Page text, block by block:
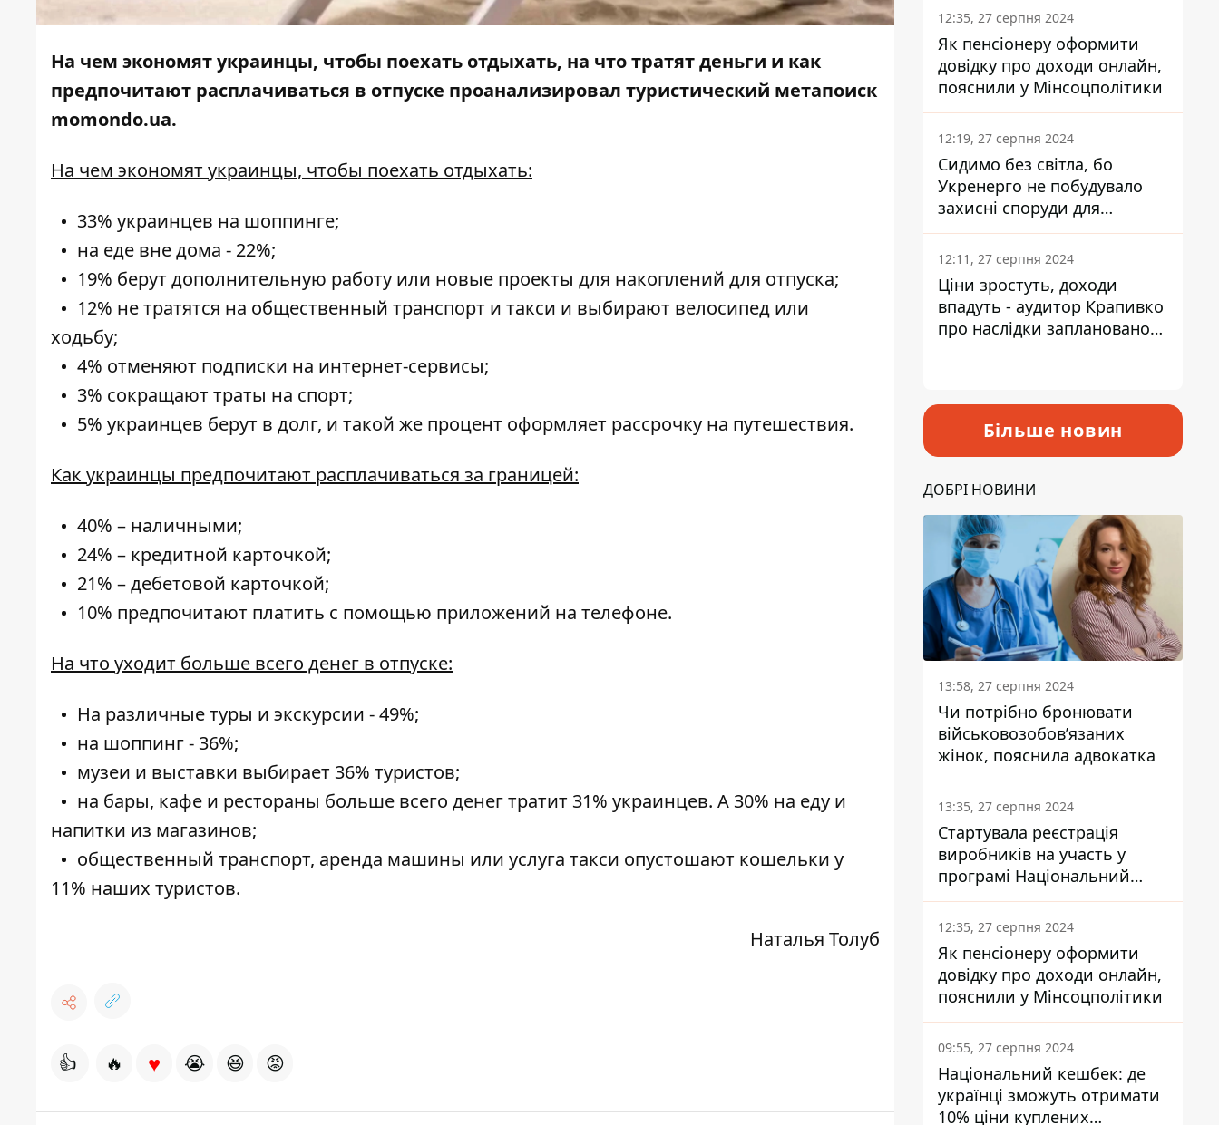
На чем экономят украинцы, чтобы поехать отдыхать, на что тратят деньги и как
предпочитают расплачиваться в отпуске проанализировал туристический метапоиск
momondo.ua.
На чем экономят украинцы, чтобы поехать отдыхать:
33% украинцев на шоппинге;
на еде вне дома - 22%;
19% берут дополнительную работу или новые проекты для накоплений для отпуска;
12% не тратятся на общественный транспорт и такси и выбирают велосипед или
ходьбу;
4% отменяют подписки на интернет-сервисы;
3% сокращают траты на спорт;
5% украинцев берут в долг, и такой же процент оформляет рассрочку на путешествия.
Как украинцы предпочитают расплачиваться за границей:
40% – наличными;
24% – кредитной карточкой;
21% – дебетовой карточкой;
10% предпочитают платить с помощью приложений на телефоне.
На что уходит больше всего денег в отпуске:
На различные туры и экскурсии - 49%;
на шоппинг - 36%;
музеи и выставки выбирает 36% туристов;
на бары, кафе и рестораны больше всего денег тратит 31% украинцев. А 30% на еду и
напитки из магазинов;
общественный транспорт, аренда машины или услуга такси опустошают кошельки у
11% наших туристов.
Наталья Толуб
👍 🔥 ♥ 😭 😆 😡
12:35, 27 серпня 2024
Як пенсіонеру оформити
довідку про доходи онлайн,
пояснили у Мінсоцполітики
12:19, 27 серпня 2024
Сидимо без світла, бо
Укренерго не побудувало
захисні споруди для
енергетики - нардеп
Кучеренко
12:11, 27 серпня 2024
Ціни зростуть, доходи
впадуть - аудитор Крапивко
про наслідки запланованого
Більше новин
ДОБРІ НОВИНИ
13:58, 27 серпня 2024
Чи потрібно бронювати
військовозобов’язаних
жінок, пояснила адвокатка
13:35, 27 серпня 2024
Стартувала реєстрація
виробників на участь у
програмі Національний
кешбек: як це зробити
через портал Дія
12:35, 27 серпня 2024
Як пенсіонеру оформити
довідку про доходи онлайн,
пояснили у Мінсоцполітики
09:55, 27 серпня 2024
Національний кешбек: де
українці зможуть отримати
10% ціни куплених